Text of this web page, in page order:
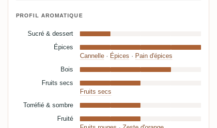
PROFIL AROMATIQUE
Sucré & dessert
Épices
Cannelle · Épices · Pain d'épices
Bois
Fruits secs
Fruits secs
Torréfié & sombre
Fruité